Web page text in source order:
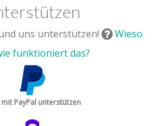
uns unterstützen!
Wieso
funktioniert das?
mit PayPal unterstützen